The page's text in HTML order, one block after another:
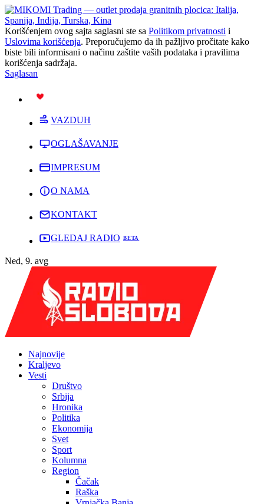
Korišćenjem ovog sajta saglasni ste sa Politikom privatnosti i
Uslovima korišćenja. Preporučujemo da ih pažljivo pročitate kako
biste bili informisani o načinu zaštite vaših podataka i pravilima
korišćenja sadržaja.
Saglasan
VAZDUH
OGLAŠAVANJE
IMPRESUM
O NAMA
KONTAKT
GLEDAJ RADIO
Ned, 9. avg
Najnovije
Kraljevo
Vesti
Društvo
Srbija
Hronika
Politika
Ekonomija
Svet
Sport
Kolumna
Region
Čačak
Raška